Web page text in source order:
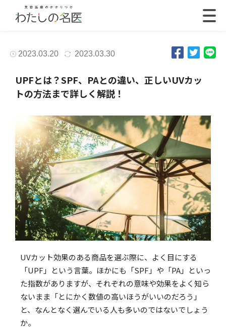
2023.03.20 2023.03.30
UPFとは？SPF、PAとの違い、正しいUVカッ
トの方法まで詳しく解説！
UVカット効果のある商品を選ぶ際に、よく目にする
「UPF」という言葉。ほかにも「SPF」や「PA」といっ
た指数がありますが、それぞれの意味や効果をよく知ら
ないまま「とにかく数値の高いほうがいいのだろう」
と、なんとなく選んでいる人も多いのではないでしょう
か。